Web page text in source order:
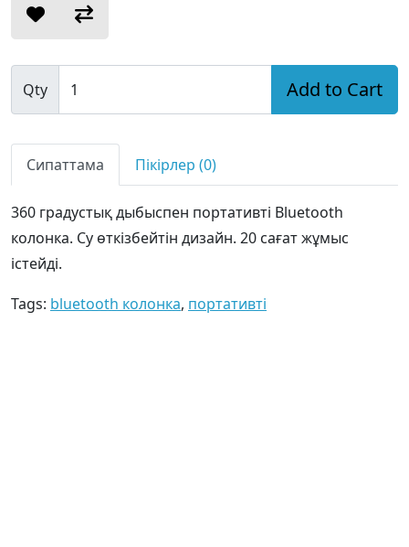
Qty Add to Cart
Сипаттама Пікірлер (0)
360 градустық дыбыспен портативті Bluetooth
колонка. Су өткізбейтін дизайн. 20 сағат жұмыс
істейді.
Tags: bluetooth колонка, портативті